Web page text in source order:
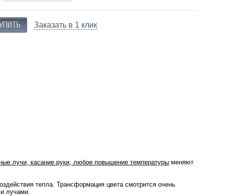
Заказать в 1 клик
лучи, касание руки, любое повышение температуры меняют
тепла. Трансформация цвета смотрится очень
лучами.